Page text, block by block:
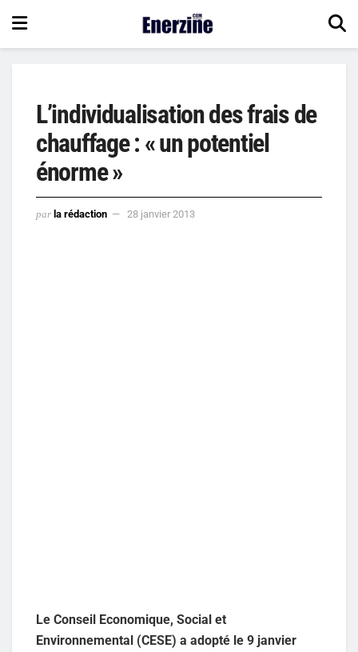
L’individualisation des frais de
chauffage : « un potentiel
énorme »
par la rédaction 28 janvier 2013
Le Conseil Economique, Social et
Environnemental (CESE) a adopté le 9 janvier